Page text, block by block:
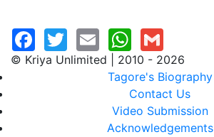
© Kriya Unlimited | 2010 - 2026
Tagore's Biography
Contact Us
Video Submission
Acknowledgements